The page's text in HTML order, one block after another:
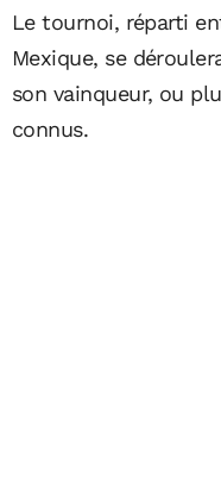
Le tournoi, réparti
Mexique, se
son vainqueur, ou
connus.